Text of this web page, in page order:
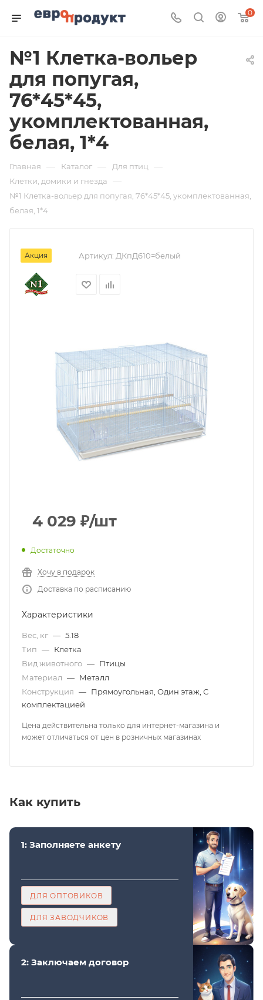
0
№1 Клетка-вольер
для попугая,
76*45*45,
укомплектованная,
белая, 1*4
Главная — Каталог — Для птиц —
Клетки, домики и гнезда —
№1 Клетка-вольер для попугая, 76*45*45, укомплектованная,
белая, 1*4
Акция Артикул: ДКпД610=белый
4 029 ₽/шт
Достаточно
Хочу в подарок
Доставка по расписанию
Характеристики
Вес, кг — 5.18
Тип — Клетка
Вид животного — Птицы
Материал — Металл
Конструкция — Прямоугольная, Один этаж, С
комплектацией
Цена действительна только для интернет-магазина и
может отличаться от цен в розничных магазинах
Как купить
1: Заполняете анкету
ДЛЯ ОПТОВИКОВ
ДЛЯ ЗАВОДЧИКОВ
2: Заключаем договор